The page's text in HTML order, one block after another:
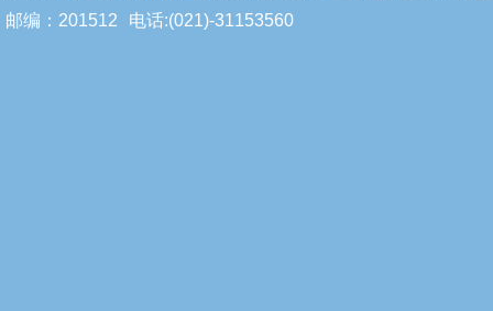
邮编：201512
电话:(021)-31153560